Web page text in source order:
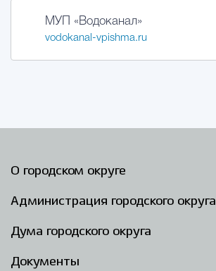
МУП «Водоканал»
vodokanal-vpishma.ru
О городском округе
Администрация городского округа
Дума городского округа
Документы